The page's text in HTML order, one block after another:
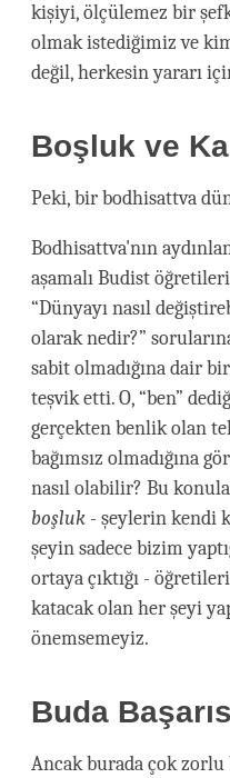
kişiyi, ölçülemez bir
olmak istediğimiz ve
değil, herkesin yararı
Boşluk ve
Peki, bir bodhisattva
Bodhisattva'nın
aşamalı Budist
“Dünyayı nasıl
olarak nedir?”
sabit olmadığına dair
teşvik etti. O, “ben”
gerçekten benlik olan
bağımsız olmadığına
nasıl olabilir? Bu
boşluk - şeylerin kendi
şeyin sadece bizim
ortaya çıktığı -
katacak olan her şeyi
önemsemeyiz.
Buda
Ancak burada çok zorlu